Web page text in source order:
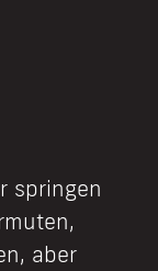
springen
aber